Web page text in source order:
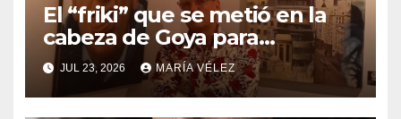
El “friki” que se metió en la
cabeza de Goya para
descubrir qué esconden sus
monstruos
JUL 23, 2026 MARÍA VÉLEZ